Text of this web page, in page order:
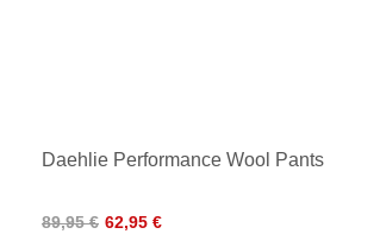
Daehlie Performance Wool Pants
89,95 € 62,95 €